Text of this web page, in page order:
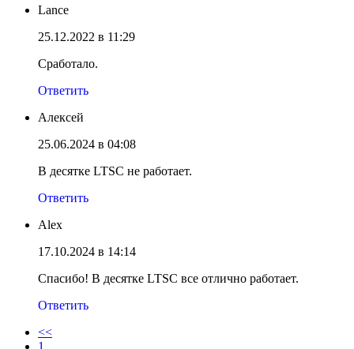
Lance
25.12.2022 в 11:29
Сработало.
Ответить
Алексей
25.06.2024 в 04:08
В десятке LTSC не работает.
Ответить
Alex
17.10.2024 в 14:14
Спасибо! В десятке LTSC все отлично работает.
Ответить
<<
1